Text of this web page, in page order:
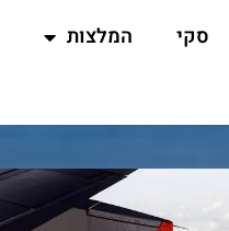
סקי
המלצות